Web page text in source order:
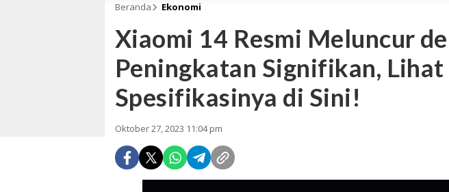
Beranda Ekonomi
Xiaomi 14 Resmi Meluncur
Peningkatan Signifikan, Lihat
Spesifikasinya di Sini!
Oktober 27, 2023 11:04 pm